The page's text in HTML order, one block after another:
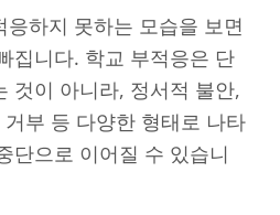
하지 못하는 모습을 보면
집니다. 학교 부적응은 단
것이 아니라, 정서적 불안,
부 등 다양한 형태로 나타
단으로 이어질 수 있습니